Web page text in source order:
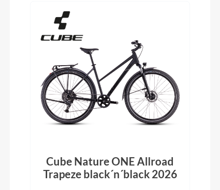
Cube Nature ONE Allroad
Trapeze black´n´black 2026